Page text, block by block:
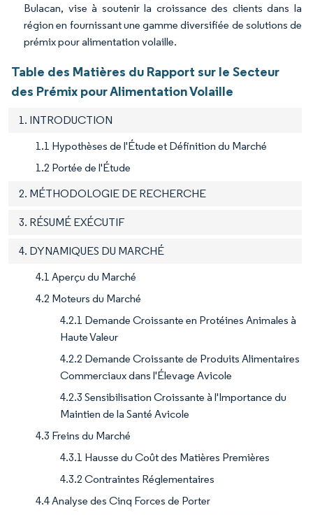
Bulacan, vise à soutenir la croissance des clients dans la
région en fournissant une gamme diversifiée de solutions de
prémix pour alimentation volaille.
Table des Matières du Rapport sur le Secteur
des Prémix pour Alimentation Volaille
1. INTRODUCTION
1.1 Hypothèses de l'Étude et Définition du Marché
1.2 Portée de l'Étude
2. MÉTHODOLOGIE DE RECHERCHE
3. RÉSUMÉ EXÉCUTIF
4. DYNAMIQUES DU MARCHÉ
4.1 Aperçu du Marché
4.2 Moteurs du Marché
4.2.1 Demande Croissante en Protéines Animales à
Haute Valeur
4.2.2 Demande Croissante de Produits Alimentaires
Commerciaux dans l'Élevage Avicole
4.2.3 Sensibilisation Croissante à l'Importance du
Maintien de la Santé Avicole
4.3 Freins du Marché
4.3.1 Hausse du Coût des Matières Premières
4.3.2 Contraintes Réglementaires
4.4 Analyse des Cinq Forces de Porter